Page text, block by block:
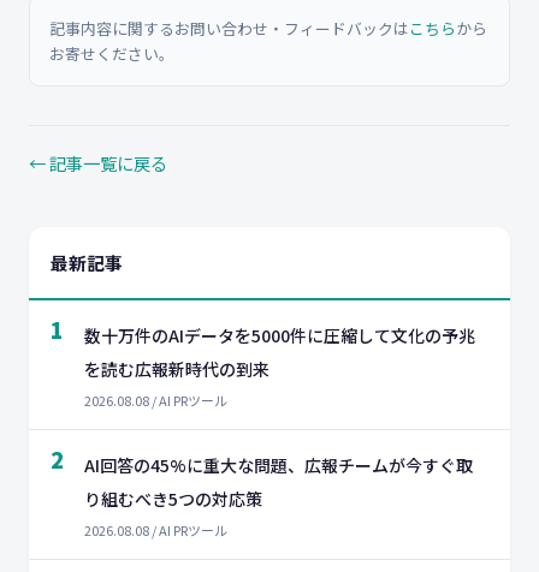
記事内容に関するお問い合わせ・フィードバックはこちらから
お寄せください。
← 記事一覧に戻る
最新記事
1
数十万件のAIデータを5000件に圧縮して文化の予兆
を読む広報新時代の到来
2026.08.08 / AI PRツール
2
AI回答の45%に重大な問題、広報チームが今すぐ取
り組むべき5つの対応策
2026.08.08 / AI PRツール